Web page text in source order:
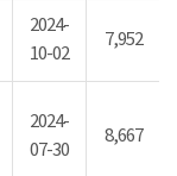
2024-
10-02
7,952
2024-
07-30
8,667